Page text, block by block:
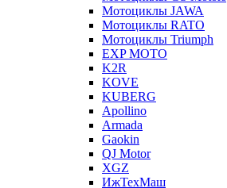
Мотоциклы JAWA
Мотоциклы RATO
Мотоциклы Triumph
EXP MOTO
K2R
KOVE
KUBERG
Apollino
Armada
Gaokin
QJ Motor
XGZ
ИжТехМаш